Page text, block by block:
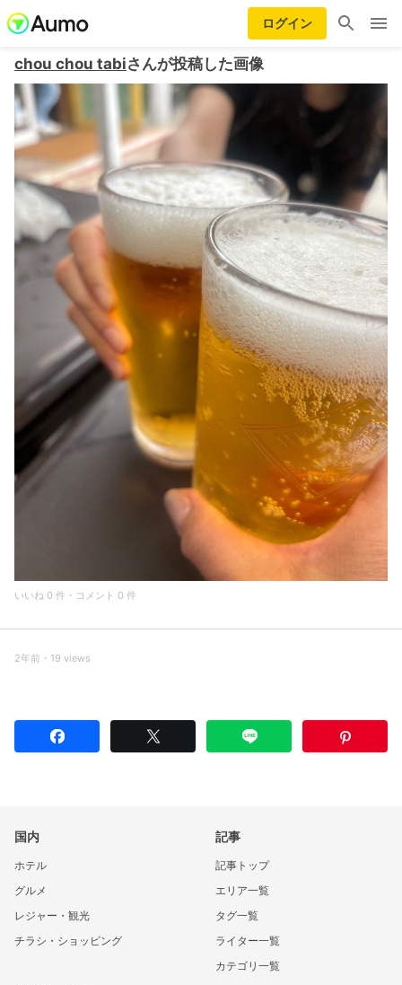
ログイン
chou chou tabiさんが投稿した画像
いいね 0 件・コメント 0 件
2年前・19 views
国内
ホテル
グルメ
レジャー・観光
チラシ・ショッピング
記事
記事トップ
エリア一覧
タグ一覧
ライター一覧
カテゴリ一覧